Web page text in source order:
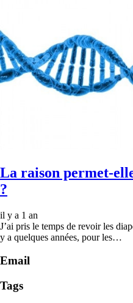
La raison permet-
?
il y a 1 an
J’ai pris le temps de revoir les
y a quelques années, pour les…
Email
Tags